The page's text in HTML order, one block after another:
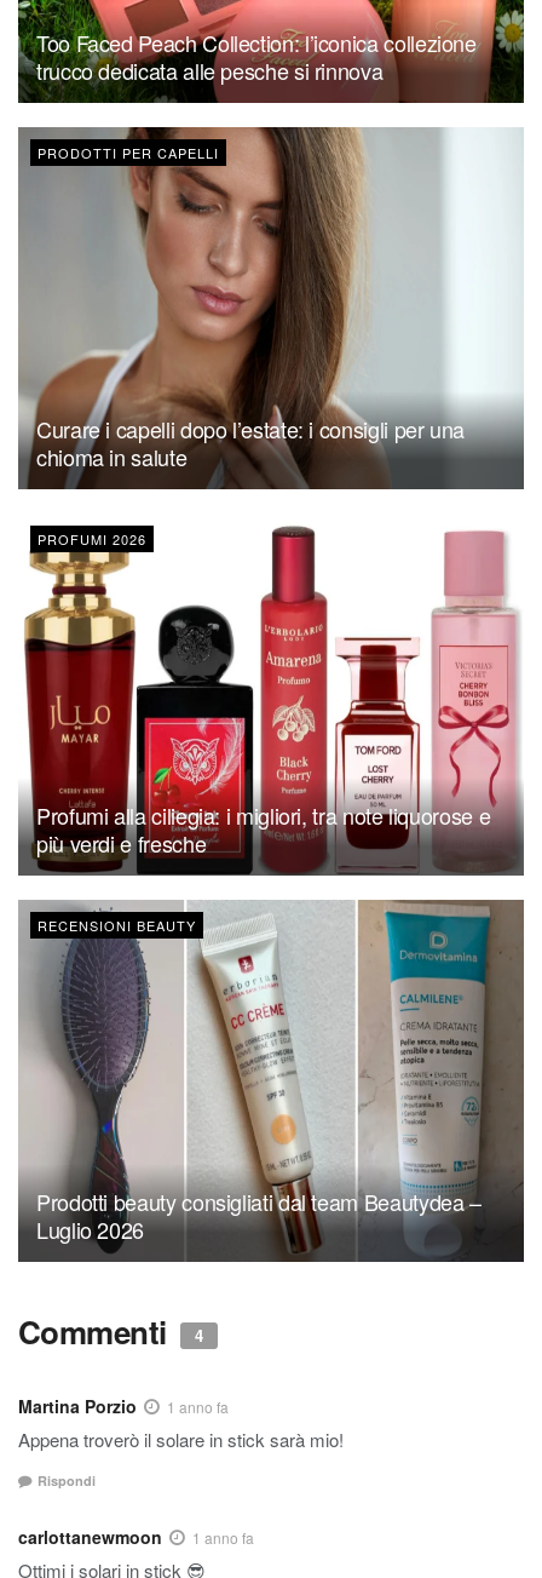
Too Faced Peach Collection: l’iconica collezione
trucco dedicata alle pesche si rinnova
PRODOTTI PER CAPELLI
Curare i capelli dopo l’estate: i consigli per una
chioma in salute
PROFUMI 2026
Profumi alla ciliegia: i migliori, tra note liquorose e
più verdi e fresche
RECENSIONI BEAUTY
Prodotti beauty consigliati dal team Beautydea –
Luglio 2026
Commenti 4
Martina Porzio 1 anno fa
Appena troverò il solare in stick sarà mio!
Rispondi
carlottanewmoon 1 anno fa
Ottimi i solari in stick 😎